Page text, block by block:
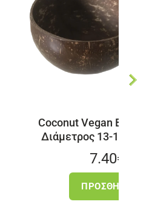
Coconut Vegan Bowl | Y 6cm
Διάμετρος 13-14cm 520ml
ΠΡΟΣΘΉΚΗ